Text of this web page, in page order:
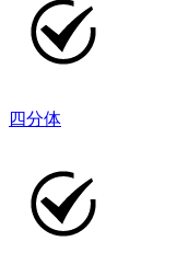
四分体